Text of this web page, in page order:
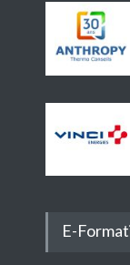
E-